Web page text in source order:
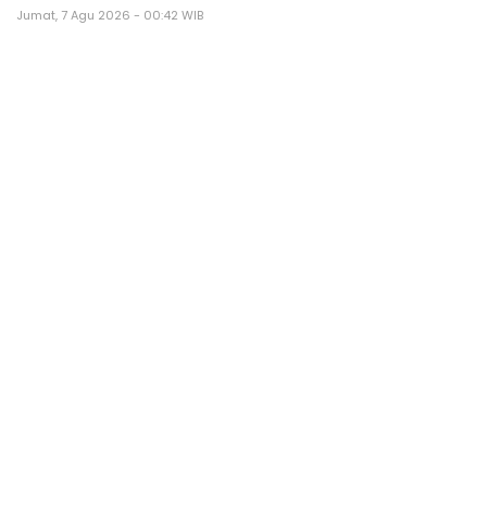
Jumat, 7 Agu 2026 - 00:42 WIB